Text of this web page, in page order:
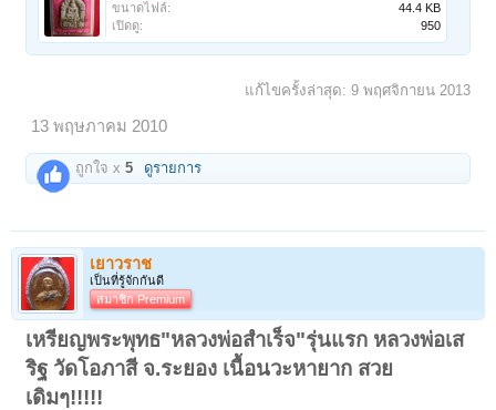
ขนาดไฟล์:
44.4 KB
เปิดดู:
950
แก้ไขครั้งล่าสุด: 9 พฤศจิกายน 2013
13 พฤษภาคม 2010
ถูกใจ x5 ดูรายการ
เยาวราช
เป็นที่รู้จักกันดี
สมาชิก Premium
เหรียญพระพุทธ"หลวงพ่อสำเร็จ"รุ่นแรก หลวงพ่อเส
ริฐ วัดโอภาสี จ.ระยอง เนื้อนวะหายาก สวย
เดิมๆ!!!!!